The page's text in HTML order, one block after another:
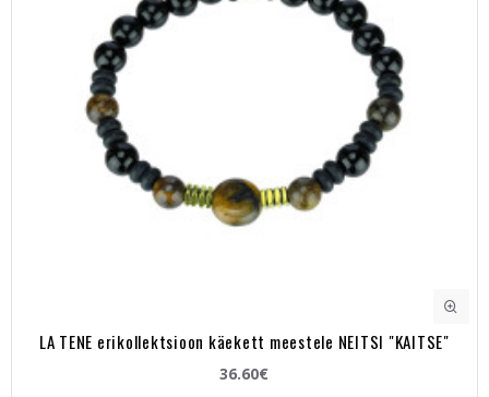
LA TENE erikollektsioon käekett meestele NEITSI "KAITSE"
36.60€